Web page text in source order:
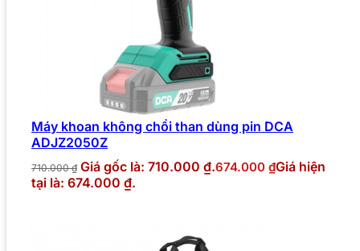
Máy khoan không chổi than dùng pin DCA
ADJZ2050Z
710.000₫ Giá gốc là: 710.000 ₫.674.000 ₫Giá hiện
tại là: 674.000 ₫.